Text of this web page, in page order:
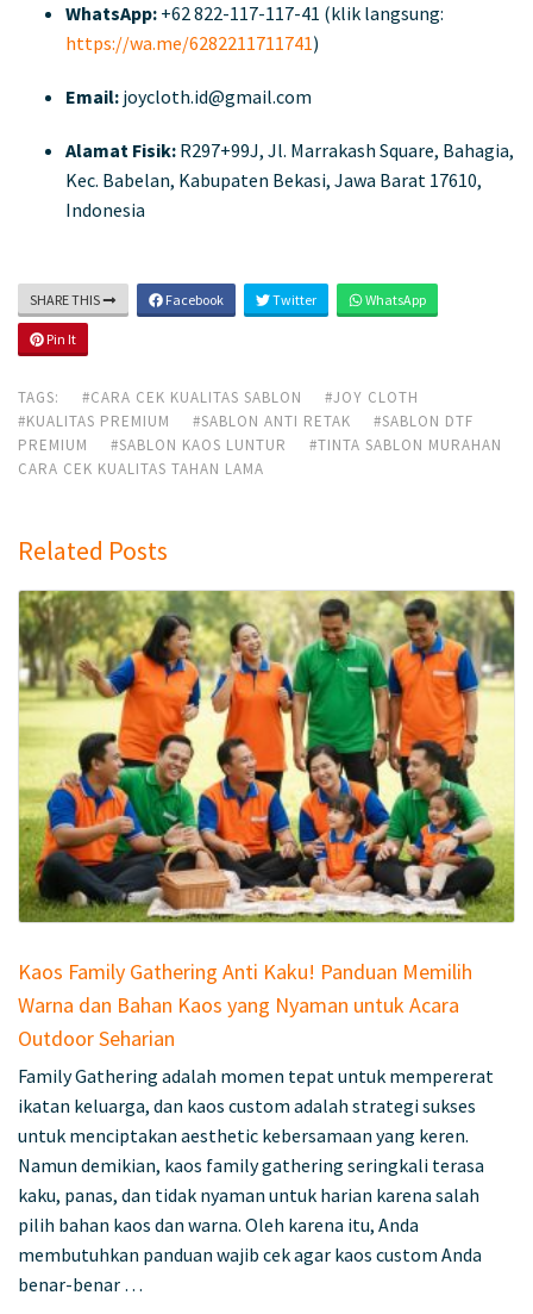
WhatsApp: +62 822-117-117-41 (klik langsung:
https://wa.me/6282211711741)
Email: joycloth.id@gmail.com
Alamat Fisik: R297+99J, Jl. Marrakash Square, Bahagia,
Kec. Babelan, Kabupaten Bekasi, Jawa Barat 17610,
Indonesia
SHARE THIS Facebook Twitter WhatsApp
Pin It
TAGS: #CARA CEK KUALITAS SABLON
#JOY CLOTH
#KUALITAS PREMIUM
#SABLON ANTI RETAK
#SABLON DTF
PREMIUM
#SABLON KAOS LUNTUR
#TINTA SABLON MURAHAN
CARA CEK KUALITAS TAHAN LAMA
Related Posts
Kaos Family Gathering Anti Kaku! Panduan Memilih
Warna dan Bahan Kaos yang Nyaman untuk Acara
Outdoor Seharian
Family Gathering adalah momen tepat untuk mempererat
ikatan keluarga, dan kaos custom adalah strategi sukses
untuk menciptakan aesthetic kebersamaan yang keren.
Namun demikian, kaos family gathering seringkali terasa
kaku, panas, dan tidak nyaman untuk harian karena salah
pilih bahan kaos dan warna. Oleh karena itu, Anda
membutuhkan panduan wajib cek agar kaos custom Anda
benar-benar …